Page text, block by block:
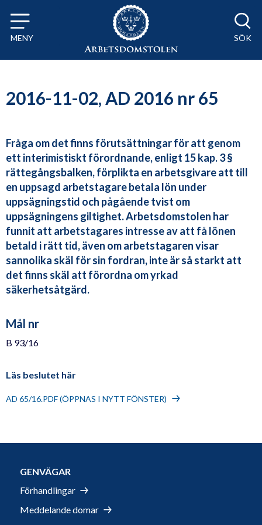
Till innehåll på sidan x
MENY SÖK
2016-11-02, AD 2016 nr 65
Fråga om det finns förutsättningar för att genom
ett interimistiskt förordnande, enligt 15 kap. 3 §
rättegångsbalken, förplikta en arbetsgivare att till
en uppsagd arbetstagare betala lön under
uppsägningstid och pågående tvist om
uppsägningens giltighet. Arbetsdomstolen har
funnit att arbetstagares intresse av att få lönen
betald i rätt tid, även om arbetstagaren visar
sannolika skäl för sin fordran, inte är så starkt att
det finns skäl att förordna om yrkad
säkerhetsåtgärd.
Mål nr
B 93/16
Läs beslutet här
AD 65/16.PDF (ÖPPNAS I NYTT FÖNSTER)
GENVÄGAR
Förhandlingar
Meddelande domar